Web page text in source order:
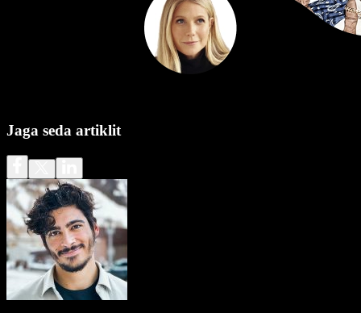
Jaga seda artiklit